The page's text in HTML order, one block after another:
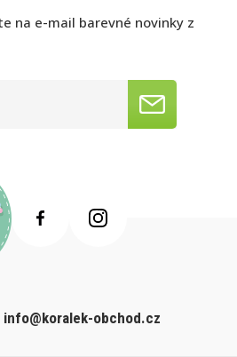
na e-mail barevné novinky z
info@koralek-obchod.cz